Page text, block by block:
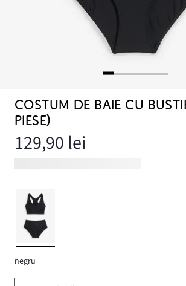
COSTUM DE BAIE CU
PIESE)
129,90 lei
negru